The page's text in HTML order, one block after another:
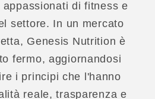
di fitness e
settore. In un mercato
Genesis Nutrition è
fermo, aggiornandosi
i principi che l'hanno
reale, trasparenza e